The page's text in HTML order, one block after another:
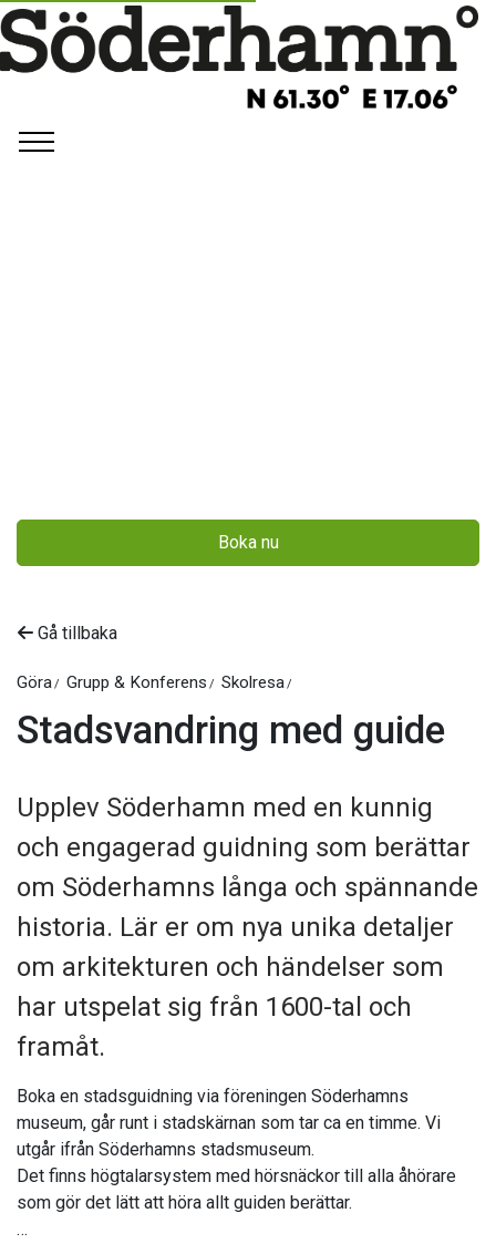
Boka nu
Gå tillbaka
Göra Grupp & Konferens Skolresa
Stadsvandring med guide
Upplev Söderhamn med en kunnig
och engagerad guidning som berättar
om Söderhamns långa och spännande
historia. Lär er om nya unika detaljer
om arkitekturen och händelser som
har utspelat sig från 1600-tal och
framåt.
Boka en stadsguidning via föreningen Söderhamns
museum, går runt i stadskärnan som tar ca en timme. Vi
utgår ifrån Söderhamns stadsmuseum.
Det finns högtalarsystem med hörsnäckor till alla åhörare
som gör det lätt att höra allt guiden berättar.